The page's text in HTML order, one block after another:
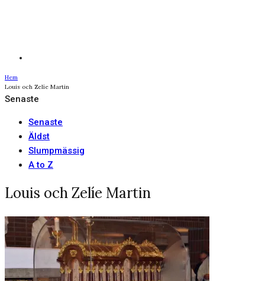
Hem
Louis och Zelíe Martin
Senaste
Senaste
Äldst
Slumpmässig
A to Z
Louis och Zelíe Martin